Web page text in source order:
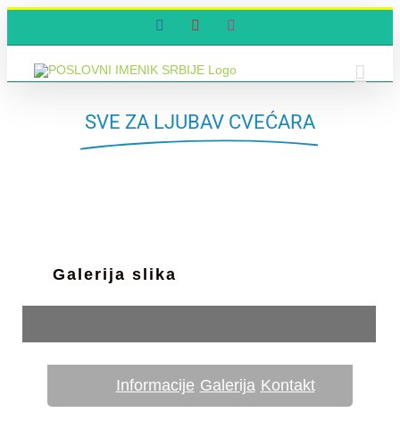
FacebookYouTube
SVE ZA LJUBAV CVEĆARA
Galerija slika
Informacije Galerija Kontakt